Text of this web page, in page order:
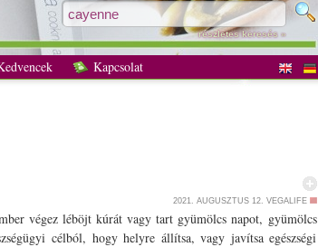
részletes keresés »
Kapcsolat
2021. AUGUSZTUS 12. VEGALIFE
végez léböjt kúrát vagy tart gyümölcs napot, gyümölcs
célból, hogy helyre állítsa, vagy javítsa egészségi